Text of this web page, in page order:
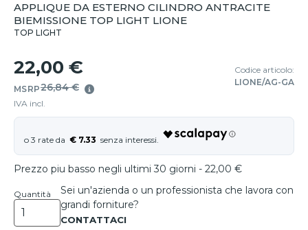
APPLIQUE DA ESTERNO CILINDRO ANTRACITE
BIEMISSIONE TOP LIGHT LIONE
TOP LIGHT
22,00 €
MSRP26,84 €
IVA incl.
Codice articolo:
LIONE/AG-GA
€ 7.33
Prezzo piu basso negli ultimi 30 giorni - 22,00 €
Quantità
Sei un'azienda o un professionista che lavora con
grandi forniture?